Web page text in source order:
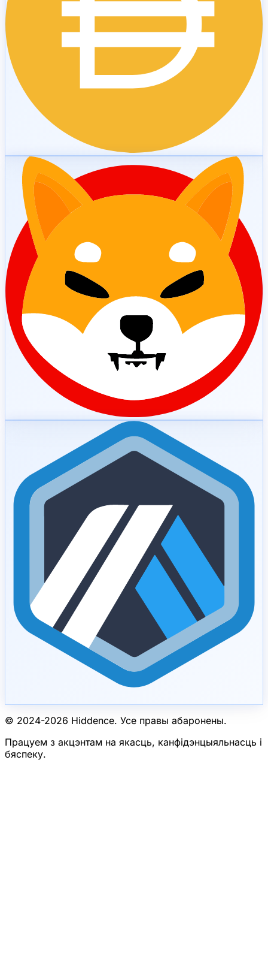
© 2024-2026 Hiddence. Усе правы абаронены.
Працуем з акцэнтам на якасць, канфідэнцыяльнасць і
бяспеку.